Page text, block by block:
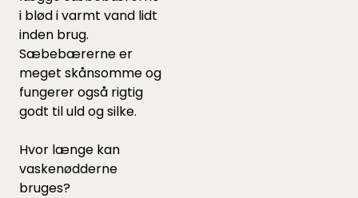
i blød i varmt vand lidt
inden brug.
Sæbebærerne er
meget skånsomme og
fungerer også rigtig
godt til uld og silke.
Hvor længe kan
vaskenødderne
bruges?